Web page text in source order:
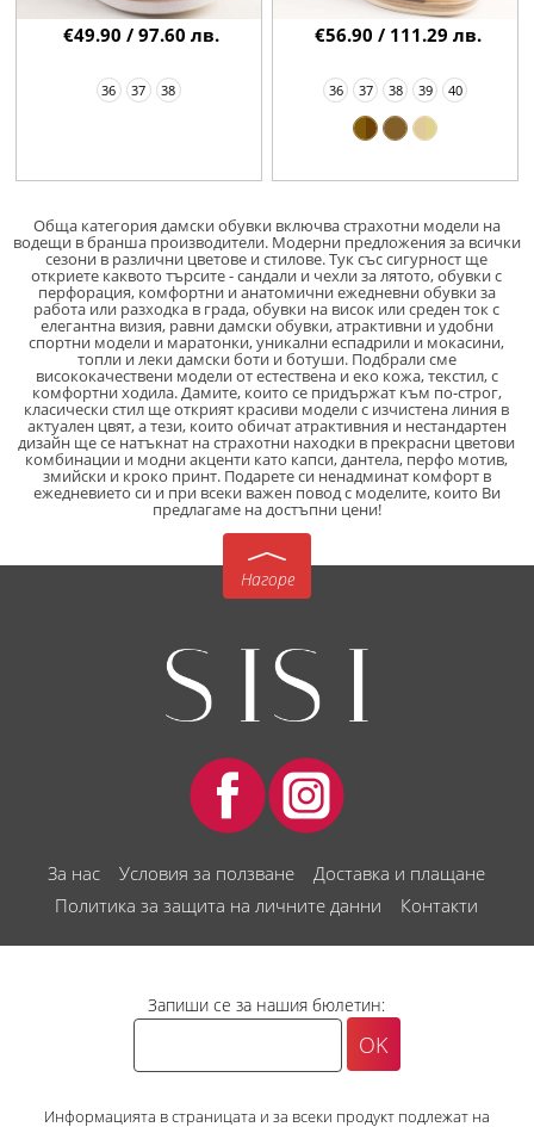
36 37 38
€49.90 / 97.60 лв.
36 37 38 39 40
€56.90 / 111.29 лв.
Oбща категория дамски обувки включва страхотни модели на
водещи в бранша производители. Модерни предложения за всички
сезони в различни цветове и стилове. Тук със сигурност ще
откриете каквото търсите - сандали и чехли за лятото, обувки с
перфорация, комфортни и анатомични ежедневни обувки за
работа или разходка в града, обувки на висок или среден ток с
елегантна визия, равни дамски обувки, атрактивни и удобни
спортни модели и маратонки, уникални еспадрили и мокасини,
топли и леки дамски боти и ботуши. Подбрали сме
висококачествени модели от естествена и еко кожа, текстил, с
комфортни ходила. Дамите, които се придържат към по-строг,
класически стил ще открият красиви модели с изчистена линия в
актуален цвят, а тези, които обичат атрактивния и нестандартен
дизайн ще се натъкнат на страхотни находки в прекрасни цветови
комбинации и модни акценти като капси, дантела, перфо мотив,
змийски и кроко принт. Подарете си ненадминат комфорт в
ежедневието си и при всеки важен повод с моделите, които Ви
предлагаме на достъпни цени!
Нагоре
За нас Условия за ползване
Доставка и плащане
Политика за защита на личните данни
Контакти
Запиши се за нашия бюлетин:
Информацията в страницата и за всеки продукт подлежат на